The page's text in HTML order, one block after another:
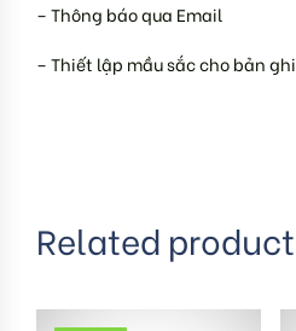
– Thông báo qua Email
– Thiết lập mầu sắc cho bản
Related